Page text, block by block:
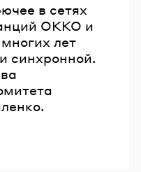
в сетях
OKKO и
лет
синхронной.